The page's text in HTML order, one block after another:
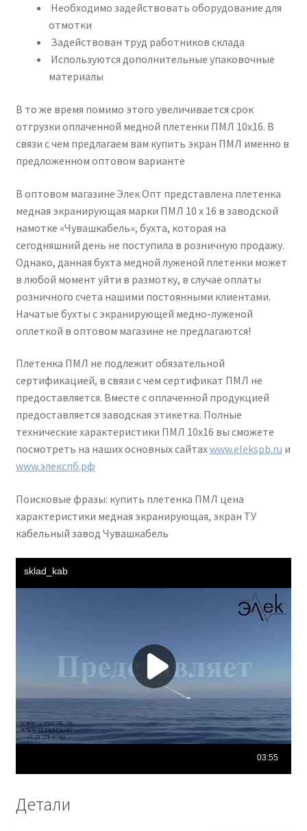
Необходимо задействовать оборудование для
отмотки
Задействован труд работников склада
Используются дополнительные упаковочные
материалы
В то же время помимо этого увеличивается срок
отгрузки оплаченной медной плетенки ПМЛ 10х16. В
связи с чем предлагаем вам купить экран ПМЛ именно в
предложенном оптовом варианте
В оптовом магазине Элек Опт представлена плетенка
медная экранирующая марки ПМЛ 10 х 16 в заводской
намотке «Чувашкабель», бухта, которая на
сегодняшний день не поступила в розничную продажу.
Однако, данная бухта медной луженой плетенки может
в любой момент уйти в размотку, в случае оплаты
розничного счета нашими постоянными клиентами.
Начатые бухты с экранирующей медно-луженой
оплеткой в оптовом магазине не предлагаются!
Плетенка ПМЛ не подлежит обязательной
сертификацией, в связи с чем сертификат ПМЛ не
предоставляется. Вместе с оплаченной продукцией
предоставляется заводская этикетка. Полные
технические характеристики ПМЛ 10х16 вы сможете
посмотреть на наших основных сайтахwww.elekspb.ru и
www.элекспб.рф
Поисковые фразы: купить плетенка ПМЛ цена
характеристики медная экранирующая, экран ТУ
кабельный завод Чувашкабель
Детали